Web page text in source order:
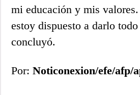
mi educación y mis
estoy dispuesto a darlo todo
concluyó.
Por:Noticonexion/efe/afp/